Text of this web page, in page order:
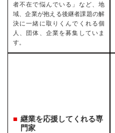
者不在で悩んでいる」など、地
域、企業が抱える後継者課題の解
決に一緒に取りくんでくれる個
人、団体、企業を募集していま
す。
継業を応援してくれる専
門家